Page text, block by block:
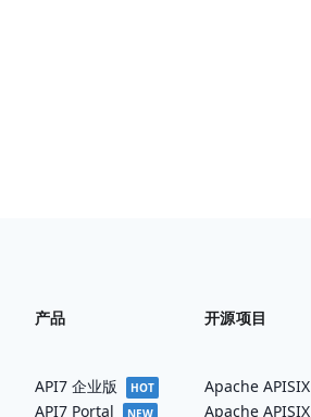
产品
API7 企业版 HOT
API7 Portal NEW
开源项目
Apache APISIX
Apache APISIX